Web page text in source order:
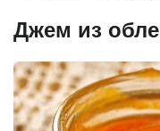
Джем из